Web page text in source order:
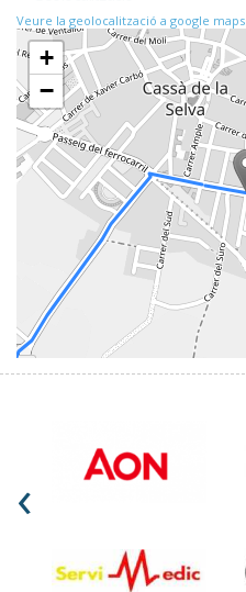
Veure la geolocalització a google maps
+
−
‹